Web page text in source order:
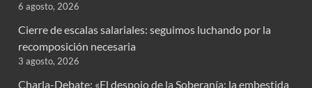
6 agosto, 2026
Cierre de escalas salariales: seguimos luchando por la
recomposición necesaria
3 agosto, 2026
Charla-Debate: «El despojo de la Soberanía: la embestida